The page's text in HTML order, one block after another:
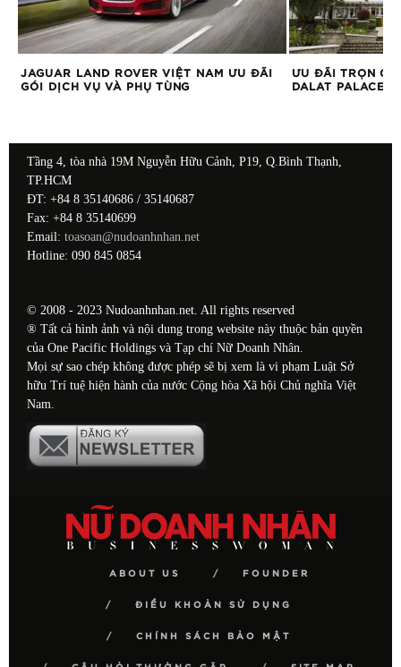
JAGUAR LAND ROVER VIỆT NAM ƯU ĐÃI
GÓI DỊCH VỤ VÀ PHỤ TÙNG
ƯU ĐÃI TRỌN
DALAT PALACE
Tầng 4, tòa nhà 19M Nguyễn Hữu Cảnh, P19, Q.Bình Thạnh,
TP.HCM
ĐT: +84 8 35140686 / 35140687
Fax: +84 8 35140699
Email: toasoan@nudoanhnhan.net
Hotline: 090 845 0854
© 2008 - 2023 Nudoanhnhan.net. All rights reserved
® Tất cả hình ảnh và nội dung trong website này thuộc bản quyền
của One Pacific Holdings và Tạp chí Nữ Doanh Nhân.
Mọi sự sao chép không được phép sẽ bị xem là vi phạm Luật Sở
hữu Trí tuệ hiện hành của nước Cộng hòa Xã hội Chủ nghĩa Việt
Nam.
ABOUT US FOUNDER
ĐIỀU KHOẢN SỬ DỤNG
CHÍNH SÁCH BẢO MẬT